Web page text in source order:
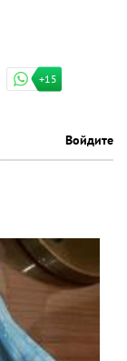
+15
Войдите